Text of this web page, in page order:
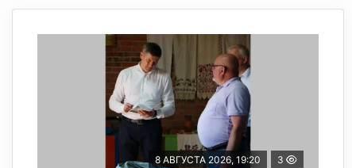
8 АВГУСТА 2026, 19:20 3